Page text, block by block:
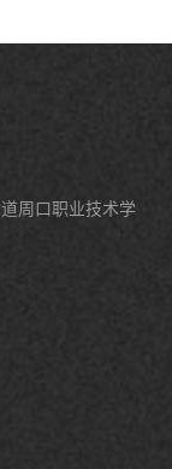
周口职业技术学